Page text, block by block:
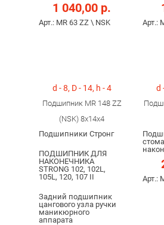
1 040,00 р.
Арт.: MR 63 ZZ \ NSK Арт.:
d - 8, D - 14, h - 4
Подшипник MR 148 ZZ
(NSK) 8x14x4
Подшипники Стронг
ПОДШИПНИК ДЛЯ
НАКОНЕЧНИКА
STRONG 102, 102L,
105L, 120, 107 II
Задний подшипник
цангового узла ручки
маникюрного
аппарата
d
Арт.: